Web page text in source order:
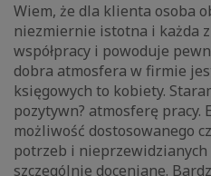
Wiem, że dla klienta osoba
niezmiernie istotna i każda
współpracy i powoduje
dobra atmosfera w firmie
księgowych to kobiety.
pozytywn? atmosferę pracy.
możliwość dostosowanego
potrzeb i nieprzewidzianych
szczególnie doceniane.